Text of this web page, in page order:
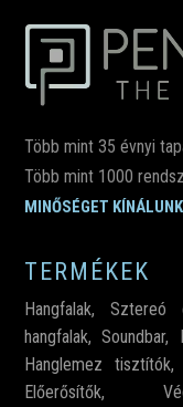
Több mint 35 évnyi
Több mint 1000
MINŐSÉGET
TERMÉKEK
Hangfalak,Sztereó
hangfalak,Soundbar,
Hanglemez tisztítók,
Előerősítők,